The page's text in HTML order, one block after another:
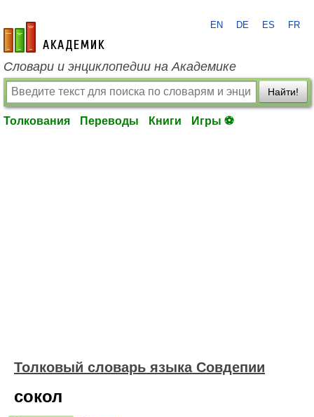
academic.ru
EN DE ES FR
Словари и энциклопедии на Академике
Найти!
Толкования Переводы Книги Игры ⚽
Толковый словарь языка Совдепии
сокол